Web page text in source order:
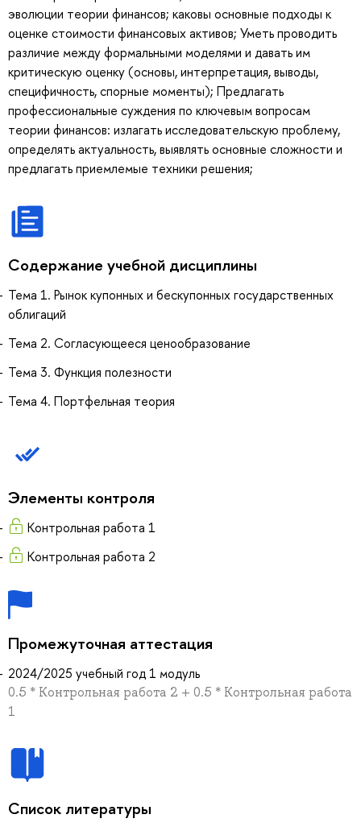
эволюции теории финансов; каковы основные подходы к
оценке стоимости финансовых активов; Уметь проводить
различие между формальными моделями и давать им
критическую оценку (основы, интерпретация, выводы,
специфичность, спорные моменты); Предлагать
профессиональные суждения по ключевым вопросам
теории финансов: излагать исследовательскую проблему,
определять актуальность, выявлять основные сложности и
предлагать приемлемые техники решения;
Содержание учебной дисциплины
Тема 1. Рынок купонных и бескупонных государственных
облигаций
Тема 2. Согласующееся ценообразование
Тема 3. Функция полезности
Тема 4. Портфельная теория
Элементы контроля
Контрольная работа 1
Контрольная работа 2
Промежуточная аттестация
2024/2025 учебный год 1 модуль
0.5 * Контрольная работа 2 + 0.5 * Контрольная работа
1
Список литературы